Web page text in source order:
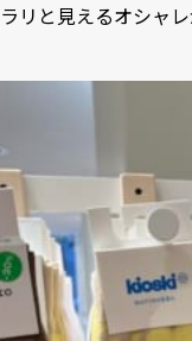
ラリと見えるオシャ